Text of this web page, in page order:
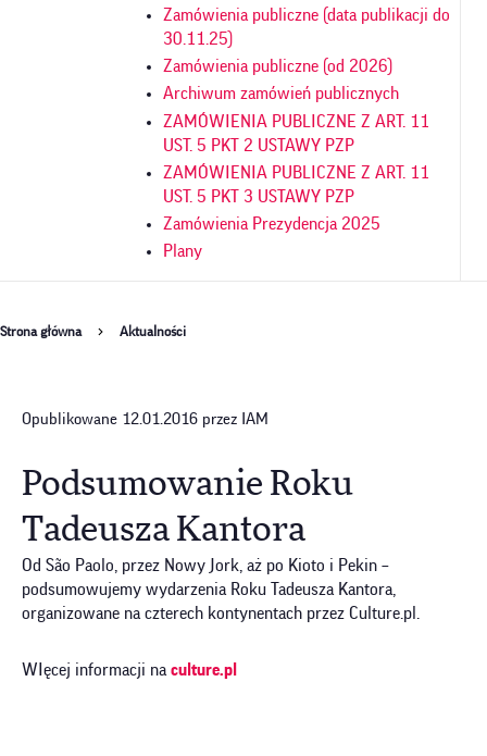
Zamówienia publiczne (data publikacji do
30.11.25)
Zamówienia publiczne (od 2026)
Archiwum zamówień publicznych
ZAMÓWIENIA PUBLICZNE Z ART. 11
UST. 5 PKT 2 USTAWY PZP
ZAMÓWIENIA PUBLICZNE Z ART. 11
UST. 5 PKT 3 USTAWY PZP
Zamówienia Prezydencja 2025
Plany
Ścieżka
Strona główna Aktualności
Opublikowane 12.01.2016 przez IAM
Podsumowanie Roku
Tadeusza Kantora
Od São Paolo, przez Nowy Jork, aż po Kioto i Pekin –
podsumowujemy wydarzenia Roku Tadeusza Kantora,
organizowane na czterech kontynentach przez Culture.pl.
WIęcej informacji na culture.pl